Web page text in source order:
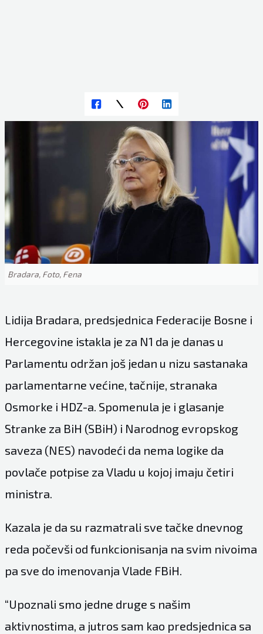
Bradara, Foto, Fena
Lidija Bradara, predsjednica Federacije Bosne i
Hercegovine istakla je za N1 da je danas u
Parlamentu održan još jedan u nizu sastanaka
parlamentarne većine, tačnije, stranaka
Osmorke i HDZ-a. Spomenula je i glasanje
Stranke za BiH (SBiH) i Narodnog evropskog
saveza (NES) navodeći da nema logike da
povlače potpise za Vladu u kojoj imaju četiri
ministra.
Kazala je da su razmatrali sve tačke dnevnog
reda počevši od funkcionisanja na svim nivoima
pa sve do imenovanja Vlade FBiH.
“Upoznali smo jedne druge s našim
aktivnostima, a jutros sam kao predsjednica sa